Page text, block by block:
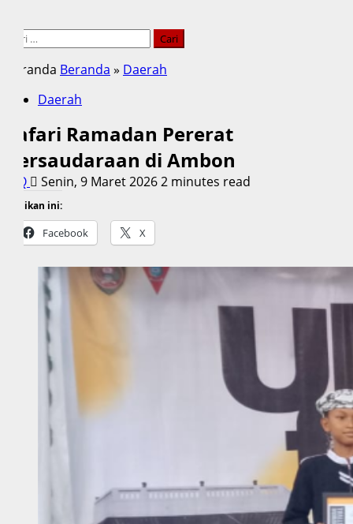
Cari
Beranda Beranda » Daerah
Daerah
Safari Ramadan Pererat
Persaudaraan di Ambon
Q Senin, 9 Maret 20262 minutes read
Bagikan ini:
Facebook X